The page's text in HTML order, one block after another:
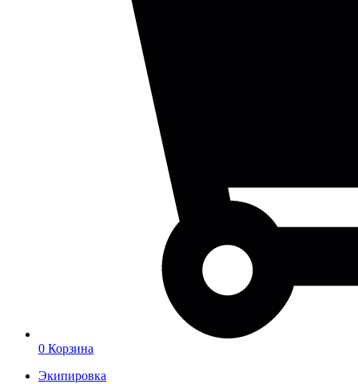
0 Корзина
Экипировка